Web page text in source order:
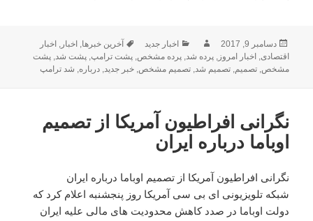
ارسال
شده
در
دسامبر 9, 2017 نویسندهدسته‌ها
اخبار جدید برچسب‌ها
آخرین خبرها, اخبار, اخبار
اقتصادی, اخبار امروز,پرده شد,پرده مشخص,پشت ترامپ,پشت شد,پشت
مشخص,تصمیم,تصمیم شد,تصمیم مشخص,خبر جدید,درباره, شد ترامپ
نگرانی افراطیون آمریکا از تصمیم
اوباما درباره ایران
نگرانی افراطیون آمریکا از تصمیم اوباما درباره ایران
شبکه تلویزیونی ای بی سی آمریکا روز پنجشنبه اعلام کرد که
دولت اوباما در صدد کاهش محدودیت های مالی علیه ایران